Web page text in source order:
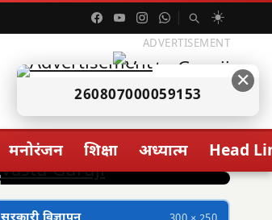
☀️
ADVERTISEMENT
मनोरंजन शिक्षा अध्यात्म Head
✕
260807000059153